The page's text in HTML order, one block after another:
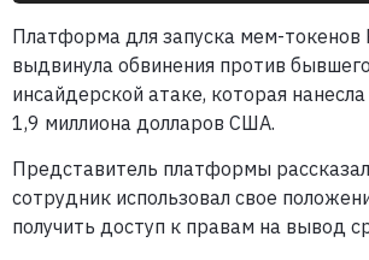
Платформа для запуска мем-токенов
выдвинула обвинения против
инсайдерской атаке, которая
1,9 миллиона долларов США.
Представитель платформы
сотрудник использовал свое
получить доступ к правам на вывод